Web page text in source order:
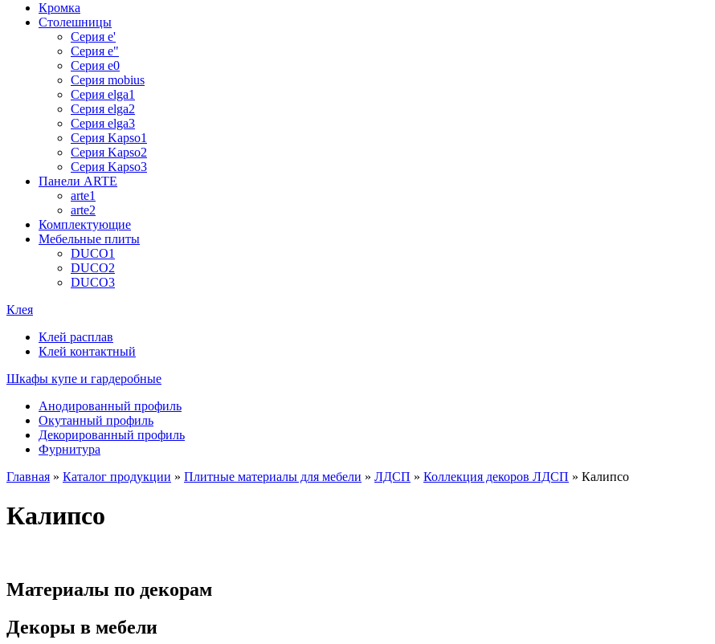
Кромка
Столешницы
Серия e'
Серия e"
Серия e0
Серия mobius
Серия elga1
Серия elga2
Серия elga3
Серия Kapso1
Серия Kapso2
Серия Kapso3
Панели ARTE
arte1
arte2
Комплектующие
Мебельные плиты
DUCO1
DUCO2
DUCO3
Клея
Клей расплав
Клей контактный
Шкафы купе и гардеробные
Анодированный профиль
Окутанный профиль
Декорированный профиль
Фурнитура
Главная » Каталог продукции » Плитные материалы для мебели » ЛДСП » Коллекция декоров ЛДСП » Калипсо
Калипсо
Материалы по декорам
Декоры в мебели